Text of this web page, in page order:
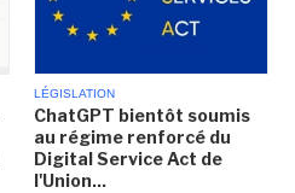
LÉGISLATION
ChatGPT bientôt soumis
au régime renforcé du
Digital Service Act de
l'Union...